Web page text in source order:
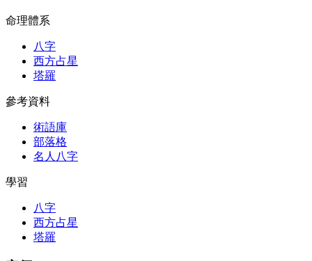
命理體系
八字
西方占星
塔羅
參考資料
術語庫
部落格
名人八字
學習
八字
西方占星
塔羅